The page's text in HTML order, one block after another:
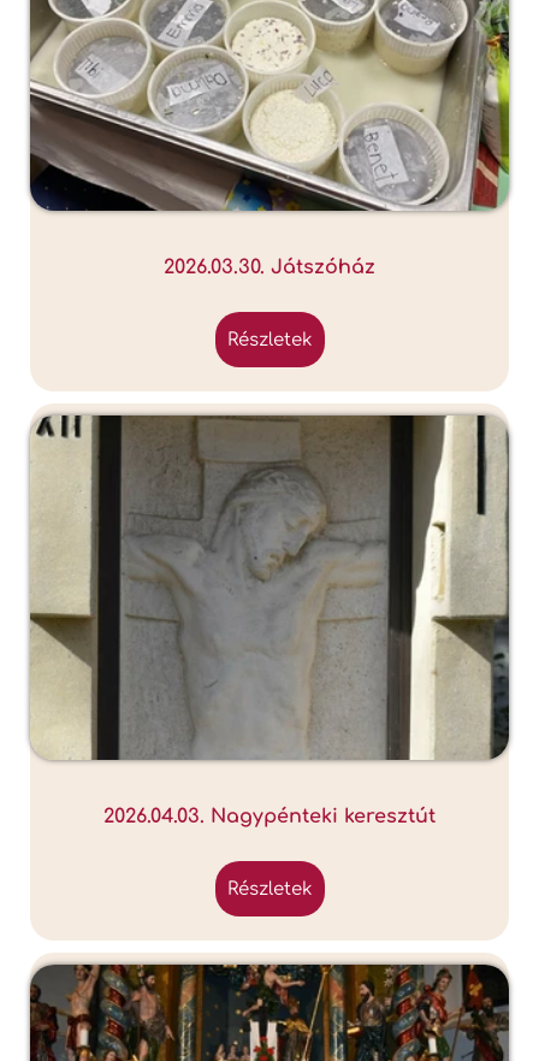
2026.03.30. Játszóház
részletek
2026.04.03. Nagypénteki keresztút
részletek